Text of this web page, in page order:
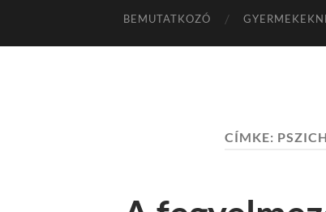
BEMUTATKOZÓ
CÍMKE: